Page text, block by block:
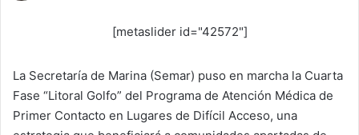
[metaslider id="42572"]
La Secretaría de Marina (Semar) puso en marcha la Cuarta
Fase “Litoral Golfo” del Programa de Atención Médica de
Primer Contacto en Lugares de Difícil Acceso, una